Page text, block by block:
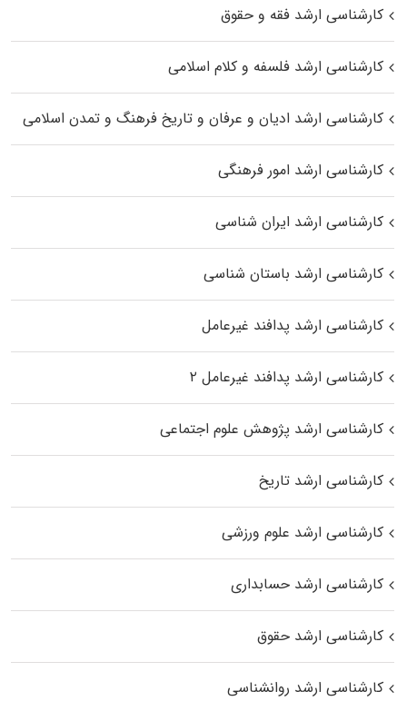
کارشناسی ارشد فقه و حقوق
کارشناسی ارشد فلسفه و کلام اسلامی
کارشناسی ارشد ادیان و عرفان و تاریخ فرهنگ و تمدن اسلامی
کارشناسی ارشد امور فرهنگی
کارشناسی ارشد ایران شناسی
کارشناسی ارشد باستان شناسی
کارشناسی ارشد پدافند غیرعامل
کارشناسی ارشد پدافند غیرعامل ۲
کارشناسی ارشد پژوهش علوم اجتماعی
کارشناسی ارشد تاریخ
کارشناسی ارشد علوم ورزشی
کارشناسی ارشد حسابداری
کارشناسی ارشد حقوق
کارشناسی ارشد روانشناسی